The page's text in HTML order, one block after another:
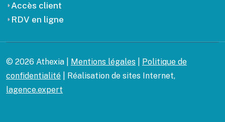
Accès client
RDV en ligne
© 2026 Athexia | Mentions légales
Politique de
confidentialité | Réalisation de sites Internet,
lagence.expert